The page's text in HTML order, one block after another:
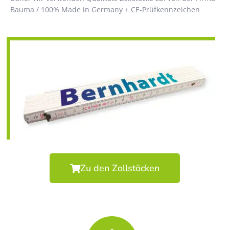
Bauma / 100% Made in Germany + CE-Prüfkennzeichen
Zu den Zollstöcken